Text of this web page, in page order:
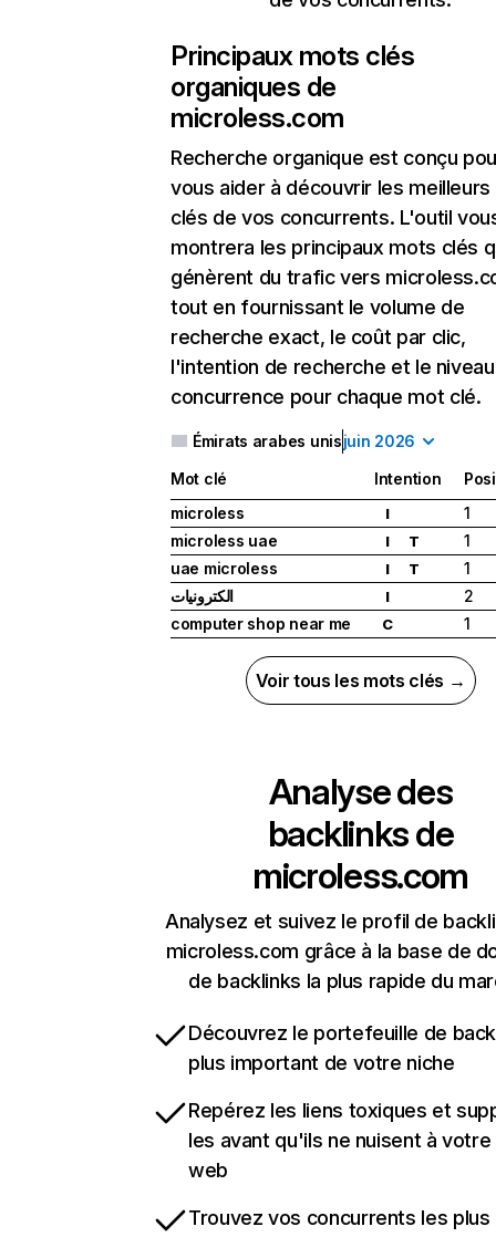
Principaux mots clés
organiques de
microless.com
Recherche organique est conçu
vous aider à découvrir les
clés de vos concurrents. L'outil
montrera les principaux mots clés
génèrent du trafic vers
tout en fournissant le volume de
recherche exact, le coût par clic,
l'intention de recherche et le
concurrence pour chaque mot clé.
Émirats arabes unisjuin 2026
Mot clé Intention
microless
I
1
microless uae
I T
1
uae microless
I T
1
الكترونيات
I
2
computer shop near me
C 1
Voir tous les mots clés →
Analyse des
backlinks de
microless.com
Analysez et suivez le profil de
microless.com grâce à la base de
de backlinks la plus rapide du
Découvrez le portefeuille de
plus important de votre niche
Repérez les liens toxiques et
les avant qu'ils ne nuisent à
web
Trouvez vos concurrents les